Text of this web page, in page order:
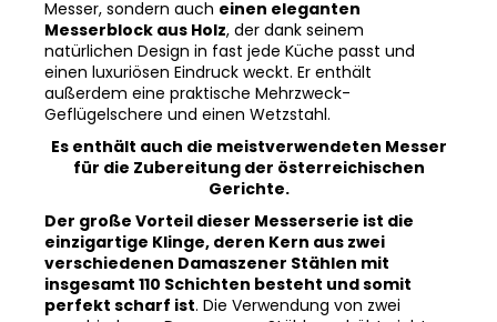
Messerblock aus Holz, der dank seinem
natürlichen Design in fast jede Küche passt und
einen luxuriösen Eindruck weckt. Er enthält
außerdem eine praktische Mehrzweck-
Geflügelschere und einen Wetzstahl.
Es enthält auch die meistverwendeten Messer
für die Zubereitung der österreichischen
Gerichte.
Der große Vorteil dieser Messerserie ist die
einzigartige Klinge, deren Kern aus zwei
verschiedenen Damaszener Stählen mit
insgesamt 110 Schichten besteht und somit
perfekt scharf ist. Die Verwendung von zwei
verschiedenen Damaszener Stählen erhöht nicht